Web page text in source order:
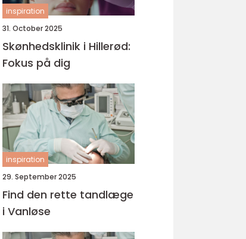
inspiration
31. October 2025
Skønhedsklinik i Hillerød:
Fokus på dig
inspiration
29. September 2025
Find den rette tandlæge
i Vanløse